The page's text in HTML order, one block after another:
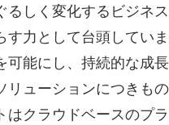
るしく変化するビジネ
す力として台頭してい
可能にし、持続的な成
リューションにつきも
はクラウドベースのプ